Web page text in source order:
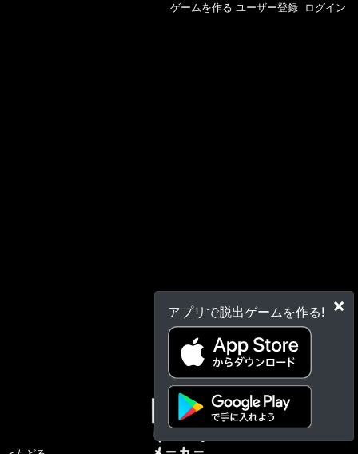
×
アプリで脱出ゲームを作る!
ゲームを作る ユーザー登録 ログイン